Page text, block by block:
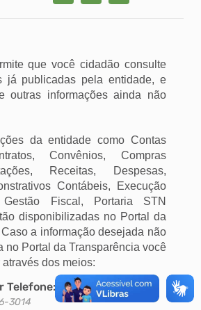
que você cidadão consulte
já publicadas pela entidade, e
outras informações ainda não
da entidade como Contas
Convênios, Compras
Receitas, Despesas,
Contábeis, Execução
Gestão Fiscal, Portaria STN
disponibilizadas no Portal da
a informação desejada não
no Portal da Transparência você
dos meios:
Telefone:
3014